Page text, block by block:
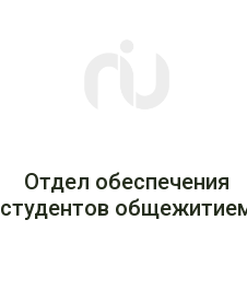
Отдел обеспечения
студентов